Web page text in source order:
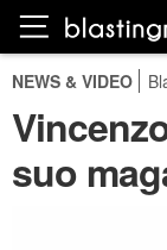
NEWS & VIDEO
suo